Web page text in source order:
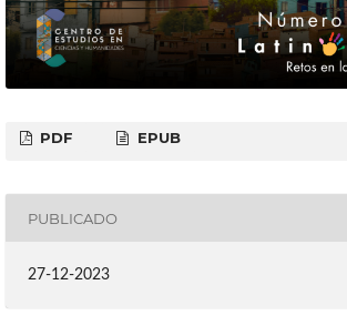
PDF EPUB
PUBLICADO
27-12-2023